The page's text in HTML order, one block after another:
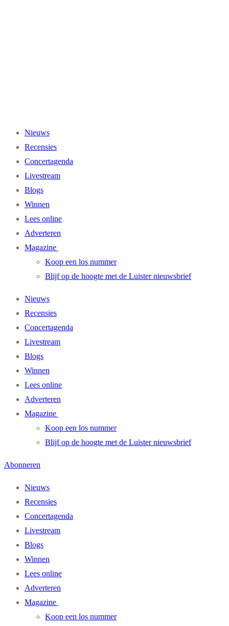
Nieuws
Recensies
Concertagenda
Livestream
Blogs
Winnen
Lees online
Adverteren
Magazine
Koop een los nummer
Blijf op de hoogte met de Luister nieuwsbrief
Nieuws
Recensies
Concertagenda
Livestream
Blogs
Winnen
Lees online
Adverteren
Magazine
Koop een los nummer
Blijf op de hoogte met de Luister nieuwsbrief
Abonneren
Nieuws
Recensies
Concertagenda
Livestream
Blogs
Winnen
Lees online
Adverteren
Magazine
Koop een los nummer